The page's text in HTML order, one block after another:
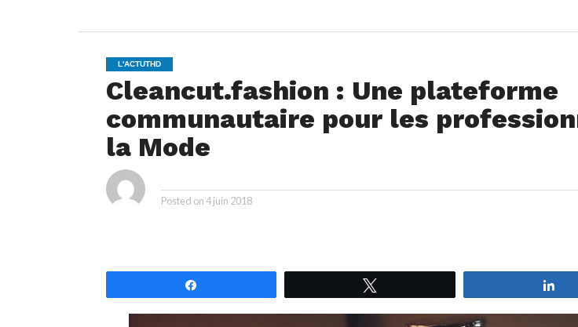
L'ACTUTHD
Cleancut.fashion : Une plateforme
communautaire pour les
la Mode
Posted on4 juin 2018